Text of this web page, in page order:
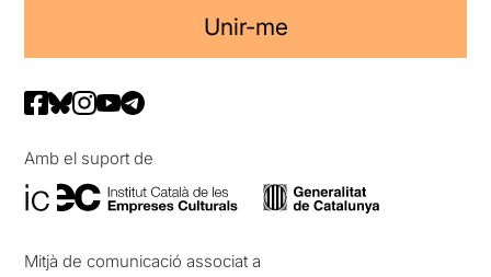
Unir-me
Amb el suport de
Mitjà de comunicació associat a